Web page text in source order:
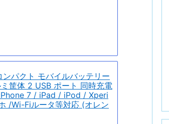
パクト モバイルバッテリー
筐体 2 USB ポート 同時充電
7 / iPad / iPod / Xperi
/Wi-Fiルータ等対応 (オレン